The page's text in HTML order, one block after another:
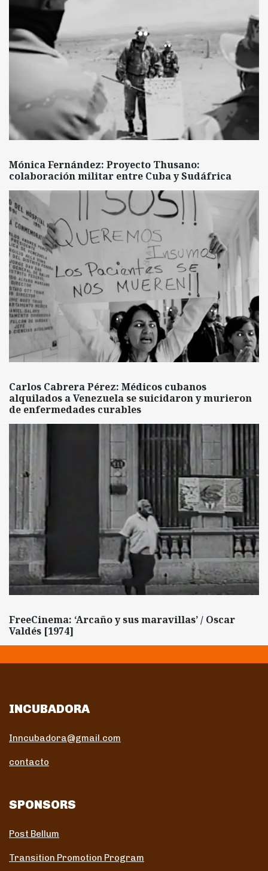
Mónica Fernández: Proyecto Thusano:
colaboración militar entre Cuba y Sudáfrica
Carlos Cabrera Pérez: Médicos cubanos
alquilados a Venezuela se suicidaron y murieron
de enfermedades curables
FreeCinema: ‘Arcaño y sus maravillas’ / Oscar
Valdés [1974]
INCUBADORA
Inncubadora@gmail.com
contacto
SPONSORS
Post Bellum
Transition Promotion Program